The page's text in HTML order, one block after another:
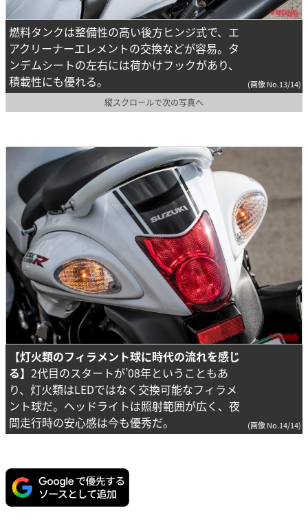
燃料タンクは整備性の高い後方ヒンジ式で、エ
アクリーナーエレメントの交換などが容易。タ
ンデムシートの左右には荷かけフックがあり、
積載性にも優れる。
(画像 No.13/14)
縦スクロールで次の写真へ
【灯火類のフィラメント球に時代の流れを感じ
る】 2代目のスタートが’08年ということもあ
り、灯火類はLEDではなく交換可能なフィラメ
ント球だ。ヘッドライトは照射範囲が広く、夜
間走行時の安心感は今も優秀だ。
(画像 No.14/14)